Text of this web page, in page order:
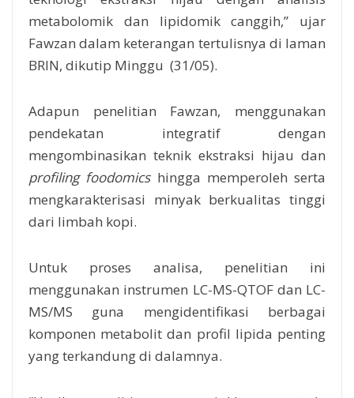
metabolomik dan lipidomik canggih,” ujar
Fawzan dalam keterangan tertulisnya di laman
BRIN, dikutip Minggu (31/05).
Adapun penelitian Fawzan, menggunakan
pendekatan integratif dengan
mengombinasikan teknik ekstraksi hijau dan
profiling foodomicshingga memperoleh serta
mengkarakterisasi minyak berkualitas tinggi
dari limbah kopi.
Untuk proses analisa, penelitian ini
menggunakan instrumen LC-MS-QTOF dan LC-
MS/MS guna mengidentifikasi berbagai
komponen metabolit dan profil lipida penting
yang terkandung di dalamnya.